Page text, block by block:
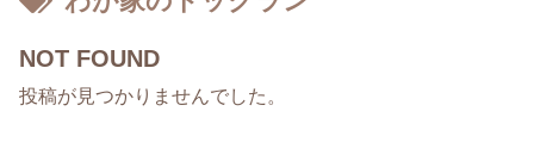
NOT FOUND
投稿が見つかりませんでした。